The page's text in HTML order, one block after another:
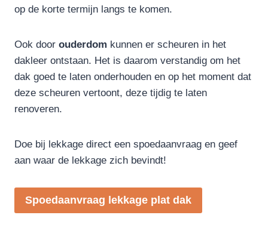
op de korte termijn langs te komen.
Ook door ouderdom kunnen er scheuren in het
dakleer ontstaan. Het is daarom verstandig om het
dak goed te laten onderhouden en op het moment dat
deze scheuren vertoont, deze tijdig te laten
renoveren.
Doe bij lekkage direct een spoedaanvraag en geef
aan waar de lekkage zich bevindt!
Spoedaanvraag lekkage plat dak